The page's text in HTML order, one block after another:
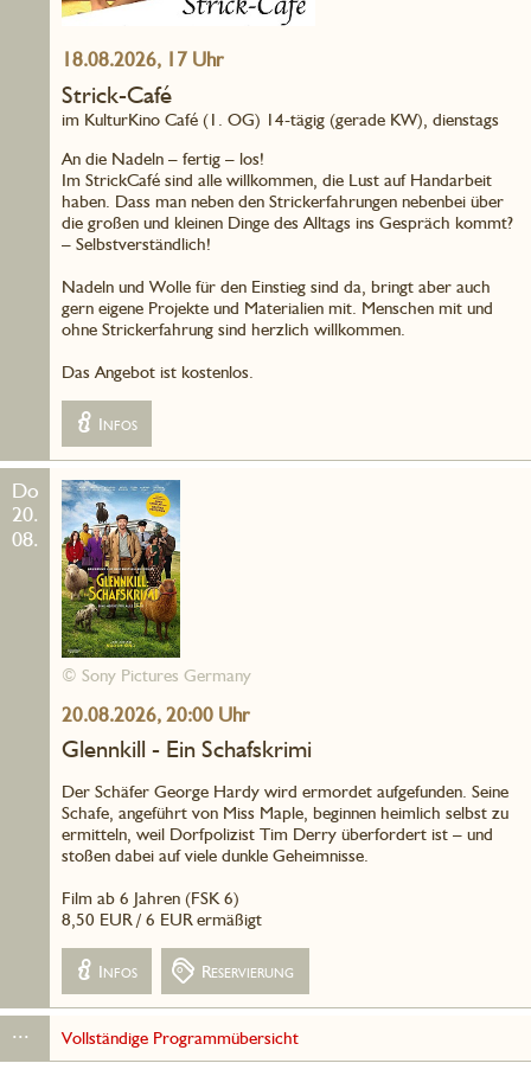
18.08.2026, 17 Uhr
Strick-Café
im KulturKino Café (1. OG) 14-tägig (gerade KW), dienstags
An die Nadeln – fertig – los!
Im StrickCafé sind alle willkommen, die Lust auf Handarbeit
haben. Dass man neben den Strickerfahrungen nebenbei über
die großen und kleinen Dinge des Alltags ins Gespräch kommt?
– Selbstverständlich!
Nadeln und Wolle für den Einstieg sind da, bringt aber auch
gern eigene Projekte und Materialien mit. Menschen mit und
ohne Strickerfahrung sind herzlich willkommen.
Das Angebot ist kostenlos.
Infos
Do
20.
08.
© Sony Pictures Germany
20.08.2026, 20:00 Uhr
Glennkill - Ein Schafskrimi
Der Schäfer George Hardy wird ermordet aufgefunden. Seine
Schafe, angeführt von Miss Maple, beginnen heimlich selbst zu
ermitteln, weil Dorfpolizist Tim Derry überfordert ist – und
stoßen dabei auf viele dunkle Geheimnisse.
Film ab 6 Jahren (FSK 6)
8,50 EUR / 6 EUR ermäßigt
Infos Reservierung
... Vollständige Programmübersicht